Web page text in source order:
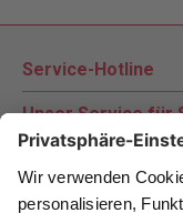
Service-Hotline
Unser Service für
Zahlungsarten